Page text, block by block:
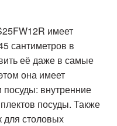
имеет
сантиметров в
её даже в самые
она имеет
посуды: внутренние
посуды. Также
для столовых